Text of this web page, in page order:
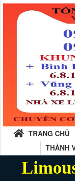
TRANG CHỦ
THÀNH